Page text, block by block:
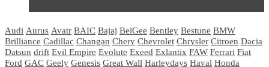
Audi Aurus Avatr BAIC Bajaj BelGee Bentley Bestune BMW
Brilliance Cadillac Changan Chery Chevrolet Chrysler Citroen Dacia
Datsun drift Evil Empire Evolute Exeed Exlantix FAW Ferrari Fiat
Ford GAC Geely Genesis Great Wall Harleydays Haval Honda